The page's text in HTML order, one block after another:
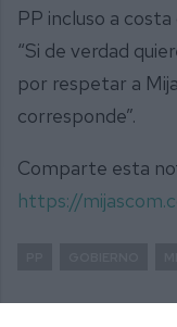
PP incluso a
“Si de verdad
por respetar a
corresponde”.
Comparte esta
https://